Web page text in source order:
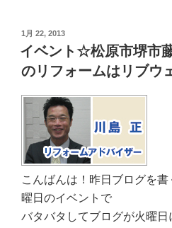
投
日:
1月 22, 2013
イベント☆松原市堺市
のリフォームはリブウ
こんばんは！昨日ブログを
曜日のイベントで
バタバタしてブログが火曜日